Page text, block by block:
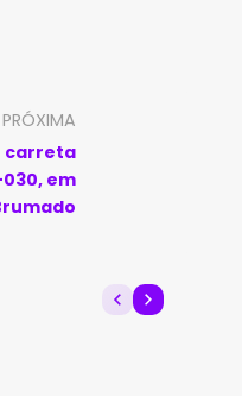
PRÓXIMA
carreta
em